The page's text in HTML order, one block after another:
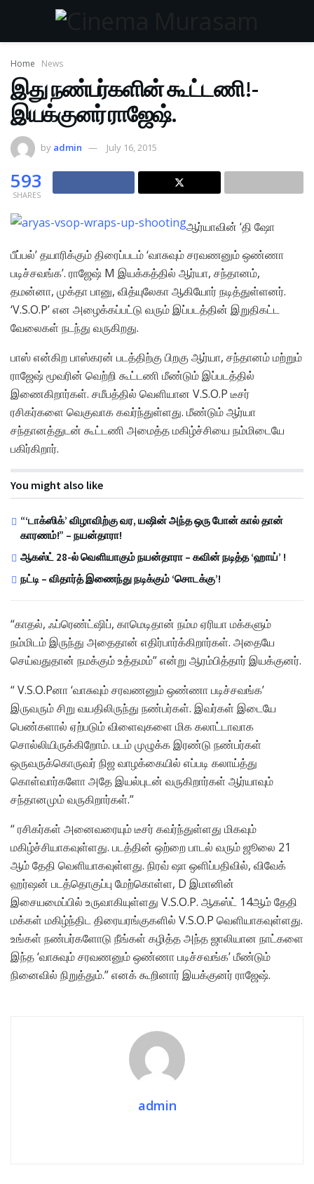
Home News
இது நண்பர்களின் கூட்டணி!-
இயக்குனர் ராஜேஷ்.
by admin July 16, 2015
593
SHARES
ஆர்யாவின் ‘தி ஷோ
பீப்பல்’ தயாரிக்கும் திரைப்படம் ‘வாசுவும் சரவணனும் ஒண்ணா
படிச்சவங்க’. ராஜேஷ் M இயக்கத்தில் ஆர்யா, சந்தானம்,
தமன்னா, முக்தா பானு, வித்யுலேகா ஆகியோர் நடித்துள்ளனர்.
‘V.S.O.P’ என அழைக்கப்பட்டு வரும் இப்படத்தின் இறுதிகட்ட
வேலைகள் நடந்து வருகிறது.
பாஸ் என்கிற பாஸ்கரன் படத்திற்கு பிறகு ஆர்யா, சந்தானம் மற்றும்
ராஜேஷ் மூவரின் வெற்றி கூட்டணி மீண்டும் இப்படத்தில்
இணைகிறார்கள். சமீபத்தில் வெளியான V.S.O.P டீசர்
ரசிகர்களை வெகுவாக கவர்ந்துள்ளது. மீண்டும் ஆர்யா
சந்தானத்துடன் கூட்டணி அமைத்த மகிழ்ச்சியை நம்மிடையே
பகிர்கிறார்.
You might also like
“‘டாக்ஸிக்’ விழாவிற்கு வர, யஷின் அந்த ஒரு போன் கால் தான்
காரணம்!” – நயன்தாரா!
ஆகஸ்ட் 28-ல் வெளியாகும் நயன்தாரா – கவின் நடித்த ‘ஹாய்’ !
நட்டி – விதார்த் இணைந்து நடிக்கும் ‘சொடக்கு’!
“காதல், ஃப்ரெண்ட்ஷிப், காமெடிதான் நம்ம ஏரியா மக்களும்
நம்மிடம் இருந்து அதைதான் எதிர்பார்க்கிறார்கள். அதையே
செய்வதுதான் நமக்கும் உத்தமம்” என்று ஆரம்பித்தார் இயக்குனர்.
“ V.S.O.Pனா ‘வாசுவும் சரவணனும் ஒண்ணா படிச்சவங்க’
இருவரும் சிறு வயதிலிருந்து நண்பர்கள். இவர்கள் இடையே
பெண்களால் ஏற்படும் விளைவுகளை மிக கலாட்டாவாக
சொல்லியிருக்கிறோம். படம் முழுக்க இரண்டு நண்பர்கள்
ஒருவருக்கொருவர் நிஜ வாழக்கையில் எப்படி கலாய்த்து
கொள்வார்களோ அதே இயல்புடன் வருகிறார்கள் ஆர்யாவும்
சந்தானமும் வருகிறார்கள்.”
“ ரசிகர்கள் அனைவரையும் டீசர் கவர்ந்துள்ளது மிகவும்
மகிழ்ச்சியாகவுள்ளது. படத்தின் ஒற்றை பாடல் வரும் ஜூலை 21
ஆம் தேதி வெளியாகவுள்ளது. நிரவ் ஷா ஒளிப்பதிவில், விவேக்
ஹர்ஷன் படத்தொகுப்பு மேற்கொள்ள, D இமானின்
இசையமைப்பில் உருவாகியுள்ளது V.S.O.P. ஆகஸ்ட் 14ஆம் தேதி
மக்கள் மகிழ்ந்திட திரையரங்குகளில் V.S.O.P வெளியாகவுள்ளது.
உங்கள் நண்பர்களோடு நீங்கள் கழித்த அந்த ஜாலியான நாட்களை
இந்த ‘வாசுவும் சரவணனும் ஒண்ணா படிச்சவங்க’ மீண்டும்
நினைவில் நிறுத்தும்.” எனக் கூறினார் இயக்குனர் ராஜேஷ்.
admin